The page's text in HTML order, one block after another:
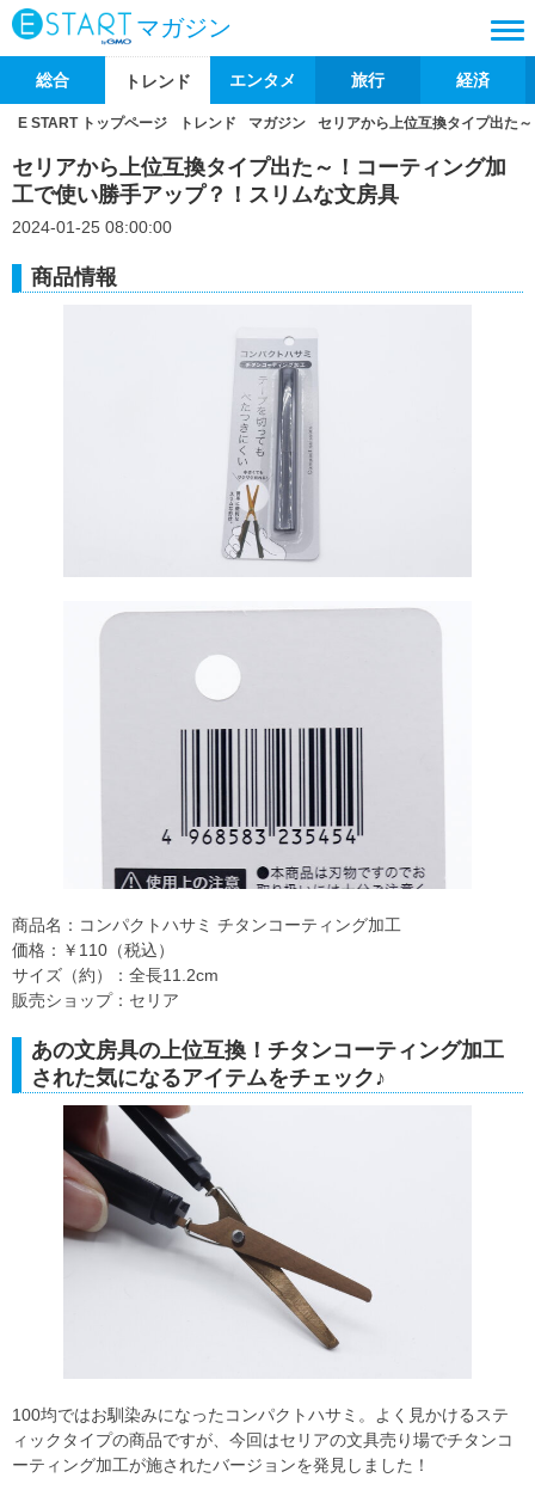
マガジン
総合 トレンド エンタメ 旅行 経済
E START トップページ トレンド マガジン セリアから上位互換タイプ出た
セリアから上位互換タイプ出た～！コーティング加
工で使い勝手アップ？！スリムな文房具
2024-01-25 08:00:00
商品情報
商品名：コンパクトハサミ チタンコーティング加工
価格：￥110（税込）
サイズ（約）：全長11.2cm
販売ショップ：セリア
あの文房具の上位互換！チタンコーティング加工
された気になるアイテムをチェック♪
100均ではお馴染みになったコンパクトハサミ。よく見かけるステ
ィックタイプの商品ですが、今回はセリアの文具売り場でチタンコ
ーティング加工が施されたバージョンを発見しました！